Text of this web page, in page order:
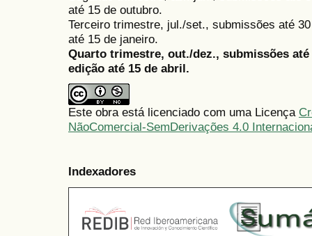
até 15 de outubro.
Terceiro trimestre, jul./set., submissões até
até 15 de janeiro.
Quarto trimestre, out./dez., submissões
edição até 15 de abril.
Este obra está licenciado com uma Licença
NãoComercial-SemDerivações 4.0
Indexadores